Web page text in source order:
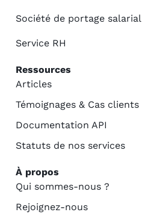
Société de portage salarial
Service RH
Ressources
Articles
Témoignages & Cas clients
Documentation API
Statuts de nos services
À propos
Qui sommes-nous ?
Rejoignez-nous